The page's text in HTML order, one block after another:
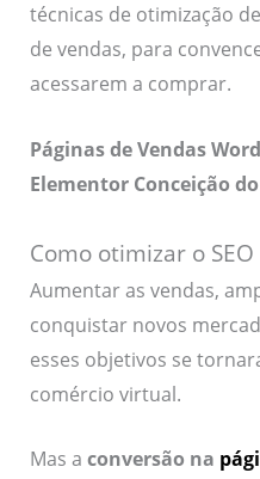
técnicas de otimização
de vendas, para
acessarem a comprar.
Páginas de Vendas
Elementor Conceição
Como otimizar o
Aumentar as vendas,
conquistar novos
esses objetivos se
comércio virtual.
Mas a conversão na